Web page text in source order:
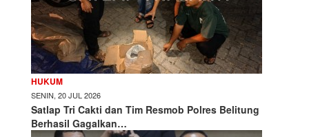
HUKUM
SENIN, 20 JUL 2026
Satlap Tri Cakti dan Tim Resmob Polres Belitung
Berhasil Gagalkan…